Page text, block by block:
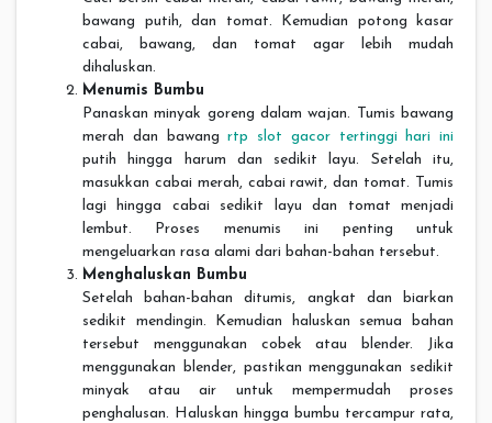
bawang putih, dan tomat. Kemudian potong kasar
cabai, bawang, dan tomat agar lebih mudah
dihaluskan.
Menumis Bumbu
Panaskan minyak goreng dalam wajan. Tumis bawang
merah dan bawangrtp slot gacor tertinggi hari ini
putih hingga harum dan sedikit layu. Setelah itu,
masukkan cabai merah, cabai rawit, dan tomat. Tumis
lagi hingga cabai sedikit layu dan tomat menjadi
lembut. Proses menumis ini penting untuk
mengeluarkan rasa alami dari bahan-bahan tersebut.
Menghaluskan Bumbu
Setelah bahan-bahan ditumis, angkat dan biarkan
sedikit mendingin. Kemudian haluskan semua bahan
tersebut menggunakan cobek atau blender. Jika
menggunakan blender, pastikan menggunakan sedikit
minyak atau air untuk mempermudah proses
penghalusan. Haluskan hingga bumbu tercampur rata,